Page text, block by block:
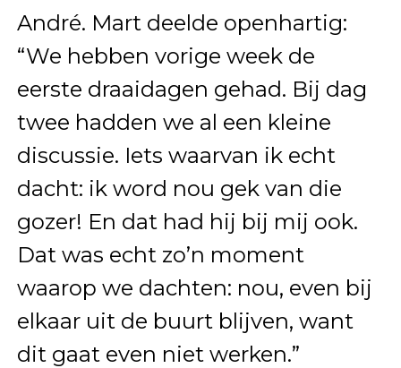
André. Mart deelde openhartig:
“We hebben vorige week de
eerste draaidagen gehad. Bij dag
twee hadden we al een kleine
discussie. Iets waarvan ik echt
dacht: ik word nou gek van die
gozer! En dat had hij bij mij ook.
Dat was echt zo’n moment
waarop we dachten: nou, even bij
elkaar uit de buurt blijven, want
dit gaat even niet werken.”